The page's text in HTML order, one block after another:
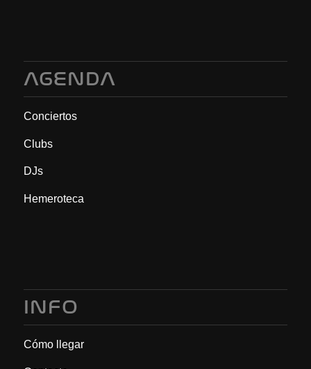
AGENDA
Conciertos
Clubs
DJs
Hemeroteca
INFO
Cómo llegar